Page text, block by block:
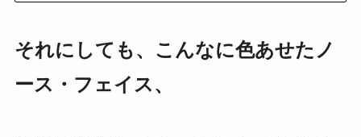
それにしても、こんなに色あせたノ
ース・フェイス、